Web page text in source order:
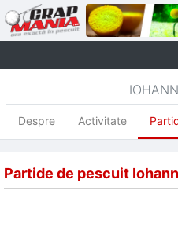
Despre Activitate
Partide de pescuit